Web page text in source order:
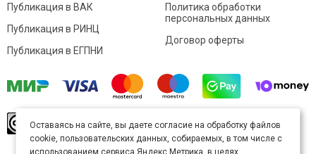
Публикация в ВАК
Публикация в РИНЦ
Публикация в ЕГПНИ
Политика обработки
персональных данных
Договор оферты
произведение доступно полицензии Creative
Commons «Attribution» («Атрибуция») 4.0
Непортированная.
Оставаясь на сайте, вы даете согласие на обработку файлов
cookie, пользовательских данных, собираемых, в том числе с
использованием сервиса Яндекс.Метрика, в целях